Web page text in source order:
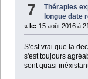
7 Thérapies
longue date
« le: 15 août 2016 à
S'est vrai que la
s'est toujours
sont quasi